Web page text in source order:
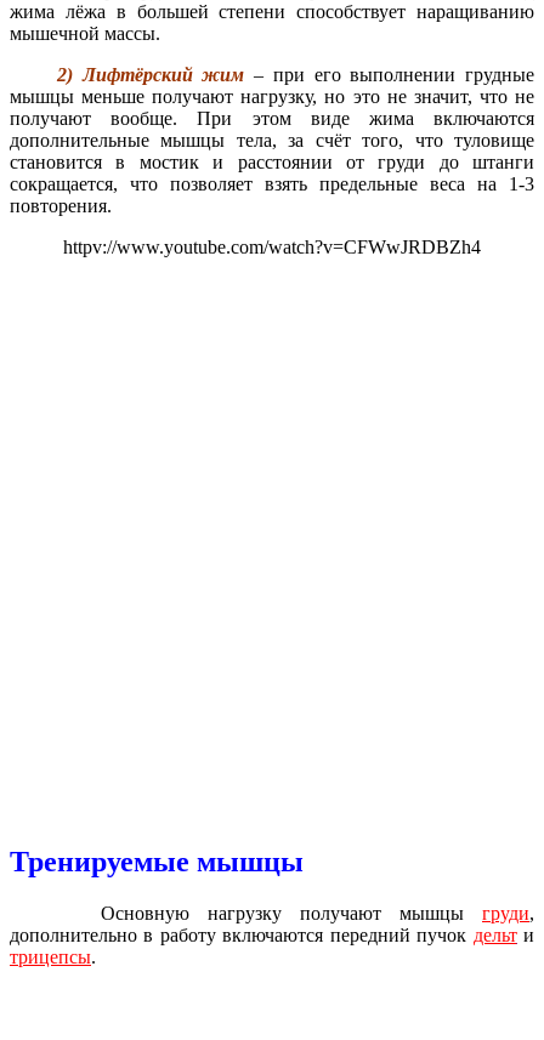
жима лёжа в большей степени способствует наращиванию
мышечной массы.
2) Лифтёрский жим – при его выполнении грудные
мышцы меньше получают нагрузку, но это не значит, что не
получают вообще. При этом виде жима включаются
дополнительные мышцы тела, за счёт того, что туловище
становится в мостик и расстоянии от груди до штанги
сокращается, что позволяет взять предельные веса на 1-3
повторения.
httpv://www.youtube.com/watch?v=CFWwJRDBZh4
Тренируемые мышцы
Основную нагрузку получают мышцы груди,
дополнительно в работу включаются передний пучок дельти
трицепсы.